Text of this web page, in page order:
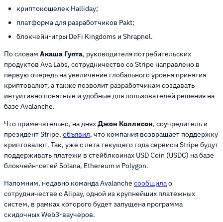
криптокошелек Halliday;
платформа для разработчиков Pakt;
блокчейн-игры DeFi Kingdoms и Shrapnel.
По словам Акаша Гупта, руководителя потребительских
продуктов Ava Labs, сотрудничество со Stripe направлено в
первую очередь на увеличение глобального уровня принятия
криптовалют, а также позволит разработчикам создавать
интуитивно понятные и удобные для пользователей решения на
базе Avalanche.
Что примечательно, на дняхДжон Коллисон, соучредитель и
президент Stripe, объявил, что компания возвращает поддержку
криптовалют. Так, уже с лета текущего года сервисы Stripe будут
поддерживать платежи в стейблкоинах USD Coin (USDC) на базе
блокчейн-сетей Solana, Ethereum и Polygon.
Напомним, недавно команда Avalanche сообщилао
сотрудничестве с Alipay, одной из крупнейших платежных
систем, в рамках которого будет запущена программа
скидочных Web3-ваучеров.